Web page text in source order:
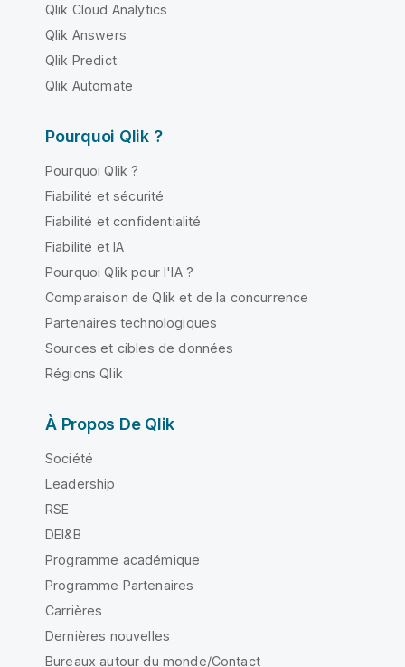
Qlik Cloud Analytics
Qlik Answers
Qlik Predict
Qlik Automate
Pourquoi Qlik ?
Pourquoi Qlik ?
Fiabilité et sécurité
Fiabilité et confidentialité
Fiabilité et IA
Pourquoi Qlik pour l'IA ?
Comparaison de Qlik et de la concurrence
Partenaires technologiques
Sources et cibles de données
Régions Qlik
À Propos De Qlik
Société
Leadership
RSE
DEI&B
Programme académique
Programme Partenaires
Carrières
Dernières nouvelles
Bureaux autour du monde/Contact